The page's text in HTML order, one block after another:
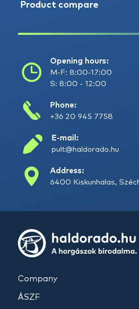
Product compare
Opening hours:
M-F: 8:00-17:00
S: 8:00 - 12:00
Phone:
+36 20 945 7758
E-mail:
pult@haldorado.hu
Address:
6400 Kiskunhalas,
Company
ÁSZF